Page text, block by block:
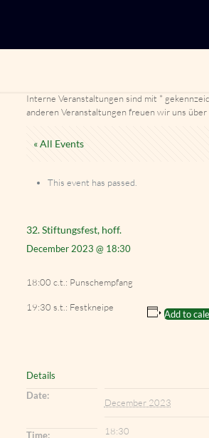
Interne Veranstaltungen sind mit *
anderen Veranstaltungen freuen wir uns über
« All Events
This event has passed.
32. Stiftungsfest, hoff.
December 2023 @ 18:30
18:00 c.t.: Punschempfang
19:30 s.t.: Festkneipe
Add to
Details
Date:
December 2023
Time: 18:30